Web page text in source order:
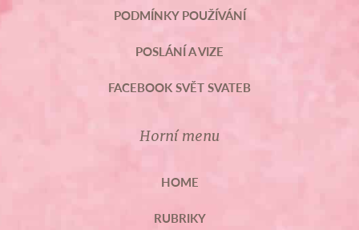
PODMÍNKY POUŽÍVÁNÍ
POSLÁNÍ A VIZE
FACEBOOK SVĚT SVATEB
Horní menu
HOME
RUBRIKY